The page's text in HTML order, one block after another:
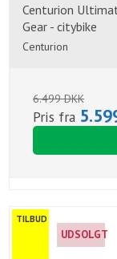
Centurion
Gear - citybike
Centurion
6.499 DKK
Pris fra
TILBUD
UDSOLGT